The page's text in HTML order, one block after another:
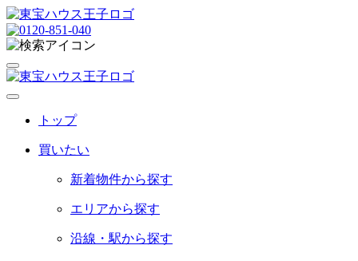
ト ップ
買いたい
新着物件から探す
エリアから探す
沿線・駅から探す